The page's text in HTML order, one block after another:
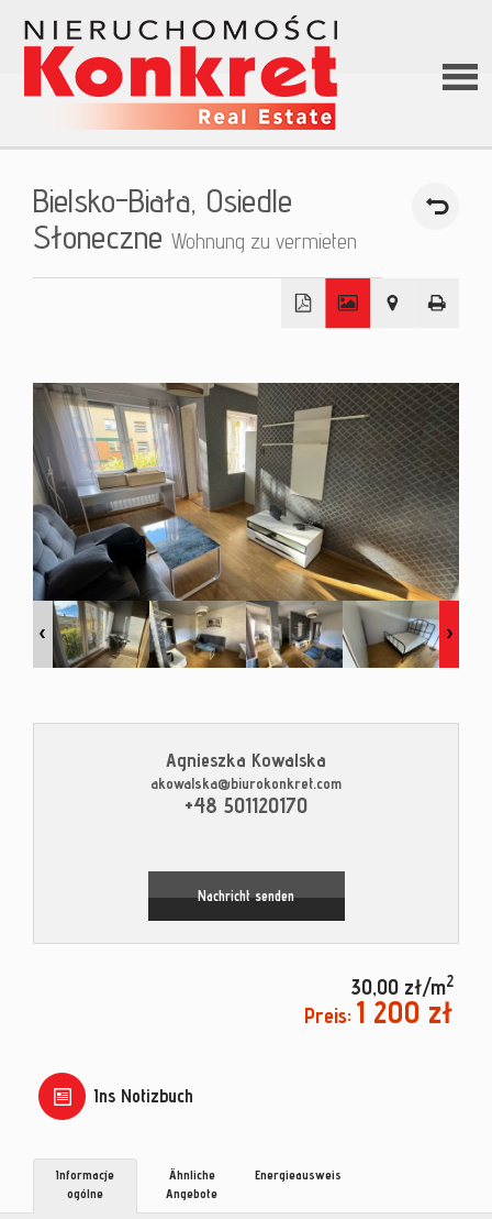
Home
Bielsko-Biała, Osiedle
Słoneczne Wohnung zu vermieten
−
Leaflet © MapTiler©
Agnieszka Kowalska
akowalska@biurokonkret.com
+48 501120170
Nachricht senden
30,00 zł/m2
Preis: 1 200 zł
Ins Notizbuch
Informacje
ogólne
Ähnliche
Angebote
Energieausweis